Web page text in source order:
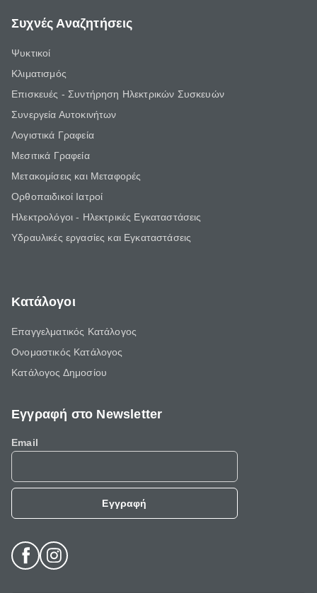
Συχνές Αναζητήσεις
Ψυκτικοί
Κλιματισμός
Επισκευές - Συντήρηση Ηλεκτρικών Συσκευών
Συνεργεία Αυτοκινήτων
Λογιστικά Γραφεία
Μεσιτικά Γραφεία
Μετακομίσεις και Μεταφορές
Ορθοπαιδικοί Ιατροί
Ηλεκτρολόγοι - Ηλεκτρικές Εγκαταστάσεις
Υδραυλικές εργασίες και Εγκαταστάσεις
Κατάλογοι
Επαγγελματικός Κατάλογος
Ονομαστικός Κατάλογος
Κατάλογος Δημοσίου
Εγγραφή στο Newsletter
Email
Εγγραφή